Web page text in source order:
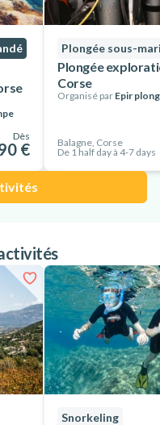
Dès
€
Plongée sous-
Plongée
Corse
Organisé par Epir
Balagne, Corse
De 1 half day à 4-7 days
Snorkeling